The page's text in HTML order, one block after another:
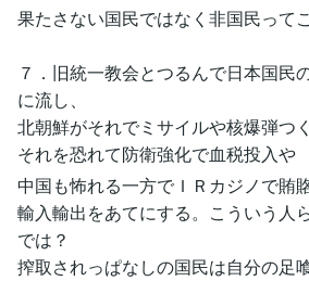
果たさない国民ではなく非国民って
７．旧統一教会とつるんで日本国民
に流し、
北朝鮮がそれでミサイルや核爆弾つ
それを恐れて防衛強化で血税投入や
中国も怖れる一方でＩＲカジノで賄賂
輸入輸出をあてにする。こういう人
では？
搾取されっぱなしの国民は自分の足